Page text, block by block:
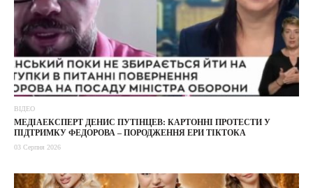
ВІДЕО
МЕДІАЕКСПЕРТ ДЕНИС ПУТІНЦЕВ: КАРТОННІ ПРОТЕСТИ У
ПІДТРИМКУ ФЕДОРОВА – ПОРОДЖЕННЯ ЕРИ ТІКТОКА
03 Серпня 2026